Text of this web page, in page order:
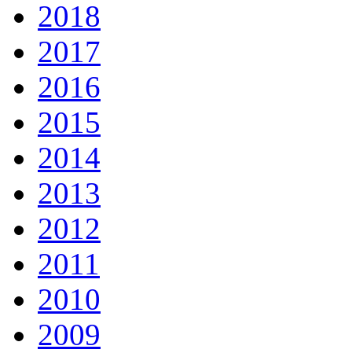
2018
2017
2016
2015
2014
2013
2012
2011
2010
2009